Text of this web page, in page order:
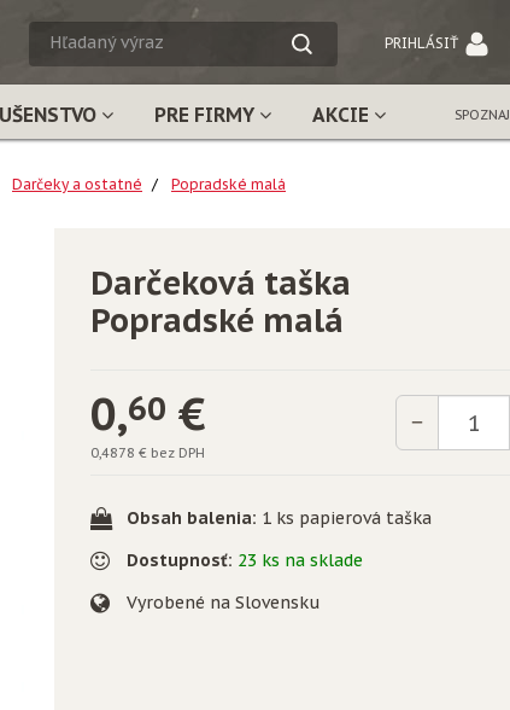
HĽADANÝ
VÝRAZ
PRIHLÁSIŤ
PRE FIRMY AKCIE SPOZNAJ
Darčeky a ostatné Popradské malá
Darčeková taška
Popradské malá
0,60 €
0,4878 € bez DPH
−
Obsah balenia: 1 ks papierová taška
Dostupnosť: 23 ks na sklade
Vyrobené na Slovensku